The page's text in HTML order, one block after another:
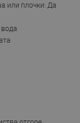
или плочки: Да